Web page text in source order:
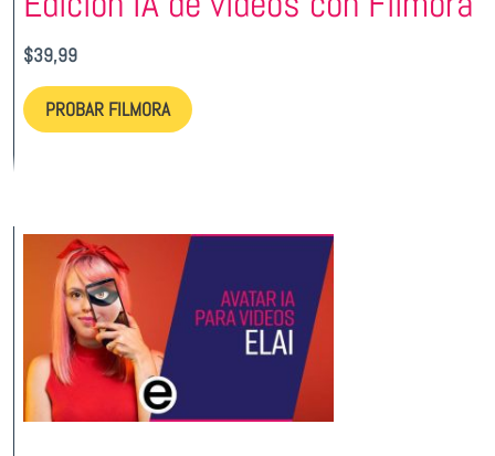
$39,99
PROBAR FILMORA